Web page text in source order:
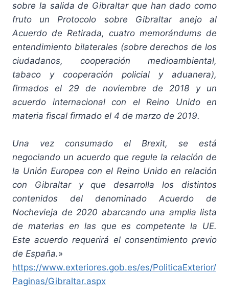
sobre la salida de Gibraltar que han dado como
fruto un Protocolo sobre Gibraltar anejo al
Acuerdo de Retirada, cuatro memorándums de
entendimiento bilaterales (sobre derechos de los
ciudadanos, cooperación medioambiental,
tabaco y cooperación policial y aduanera),
firmados el 29 de noviembre de 2018 y un
acuerdo internacional con el Reino Unido en
materia fiscal firmado el 4 de marzo de 2019.
Una vez consumado el Brexit, se está
negociando un acuerdo que regule la relación de
la Unión Europea con el Reino Unido en relación
con Gibraltar y que desarrolla los distintos
contenidos del denominado Acuerdo de
Nochevieja de 2020 abarcando una amplia lista
de materias en las que es competente la UE.
Este acuerdo requerirá el consentimiento previo
de España.»
https://www.exteriores.gob.es/es/PoliticaExterior/
Paginas/Gibraltar.aspx